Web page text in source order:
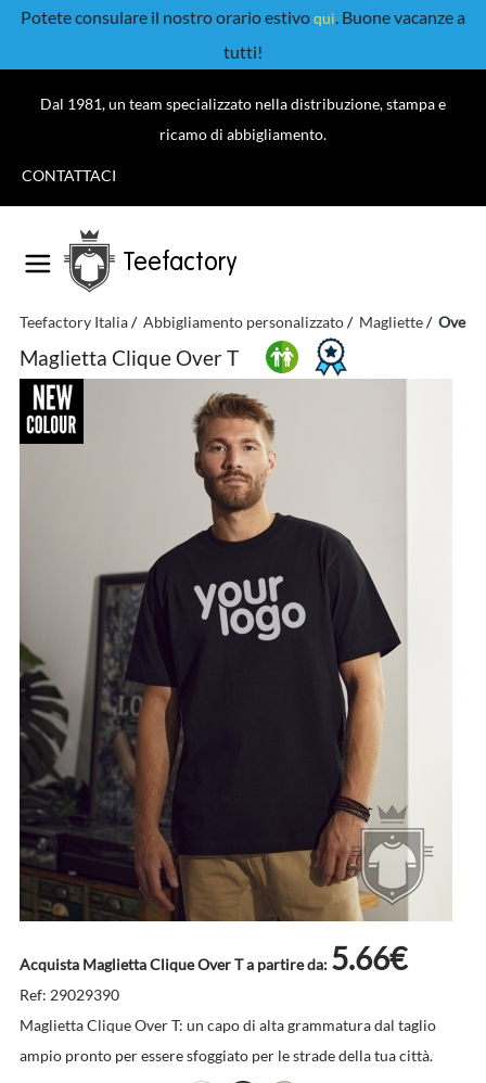
Potete consulare il nostro orario estivoqui. Buone vacanze a
tutti!
Dal 1981, un team specializzato nella distribuzione, stampa e
ricamo di abbigliamento.
CONTATTACI
Teefactory
Teefactory Italia Abbigliamento personalizzato Magliette
Maglietta Clique Over T
Acquista Maglietta Clique Over T a partire da: 5.66€
Ref: 29029390
Maglietta Clique Over T: un capo di alta grammatura dal taglio
ampio pronto per essere sfoggiato per le strade della tua città.